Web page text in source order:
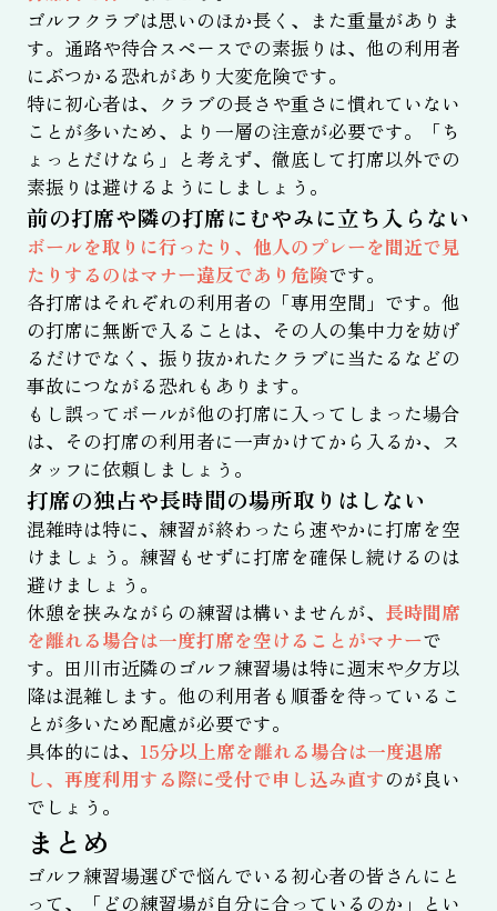
ゴルフクラブは思いのほか長く、また重量がありま
す。通路や待合スペースでの素振りは、他の利用者
にぶつかる恐れがあり大変危険です。
特に初心者は、クラブの長さや重さに慣れていない
ことが多いため、より一層の注意が必要です。「ち
ょっとだけなら」と考えず、徹底して打席以外での
素振りは避けるようにしましょう。
前の打席や隣の打席にむやみに立ち入らない
ボールを取りに行ったり、他人のプレーを間近で見
たりするのはマナー違反であり危険です。
各打席はそれぞれの利用者の「専用空間」です。他
の打席に無断で入ることは、その人の集中力を妨げ
るだけでなく、振り抜かれたクラブに当たるなどの
事故につながる恐れもあります。
もし誤ってボールが他の打席に入ってしまった場合
は、その打席の利用者に一声かけてから入るか、ス
タッフに依頼しましょう。
打席の独占や長時間の場所取りはしない
混雑時は特に、練習が終わったら速やかに打席を空
けましょう。練習もせずに打席を確保し続けるのは
避けましょう。
休憩を挟みながらの練習は構いませんが、 長時間席
を離れる場合は一度打席を空けることがマナーで
す。田川市近隣のゴルフ練習場は特に週末や夕方以
降は混雑します。他の利用者も順番を待っているこ
とが多いため配慮が必要です。
具体的には、 15分以上席を離れる場合は一度退席
し、再度利用する際に受付で申し込み直すのが良い
でしょう。
まとめ
ゴルフ練習場選びで悩んでいる初心者の皆さんにと
って、「どの練習場が自分に合っているのか」とい